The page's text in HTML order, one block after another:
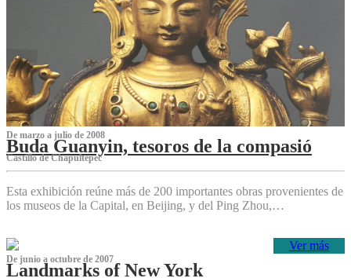
De marzo a julio de 2008
Buda Guanyin, tesoros de la compasió
Castillo de Chapultepec
Esta exhibición reúne más de 200 importantes obras provenientes de
los museos de la Capital, en Beijing, y del Ping Zhou,…
Ver más
De junio a octubre de 2007
Landmarks of New York